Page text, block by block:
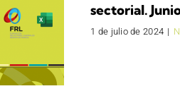
sectorial.
1 de julio de 2024 |